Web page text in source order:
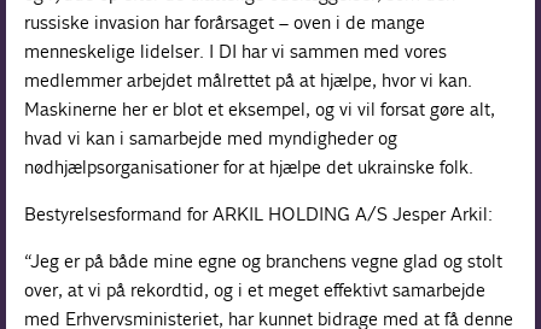
russiske invasion har forårsaget – oven i de mange
menneskelige lidelser. I DI har vi sammen med vores
medlemmer arbejdet målrettet på at hjælpe, hvor vi kan.
Maskinerne her er blot et eksempel, og vi vil forsat gøre alt,
hvad vi kan i samarbejde med myndigheder og
nødhjælpsorganisationer for at hjælpe det ukrainske folk.
Bestyrelsesformand for ARKIL HOLDING A/S Jesper Arkil:
“Jeg er på både mine egne og branchens vegne glad og stolt
over, at vi på rekordtid, og i et meget effektivt samarbejde
med Erhvervsministeriet, har kunnet bidrage med at få denne